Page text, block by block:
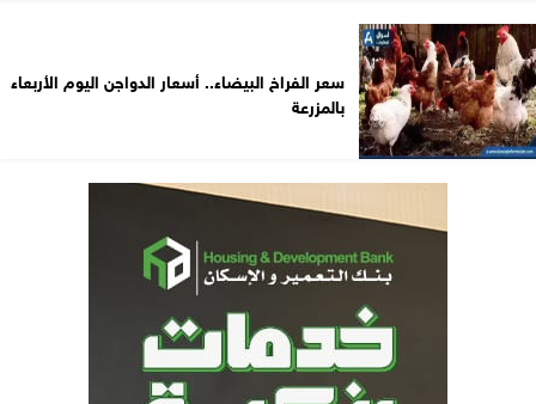
سعر الفراخ البيضاء.. أسعار الدواجن اليوم الأربعاء
بالمزرعة